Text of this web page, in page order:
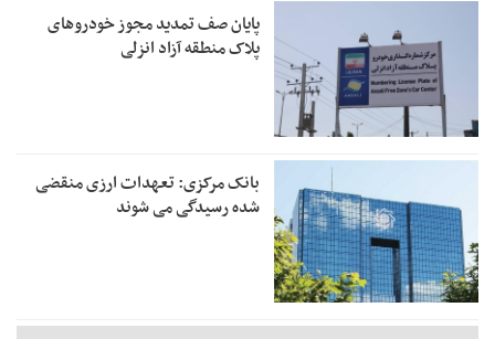
پایان صف تمدید مجوز خودروهای
پلاک منطقه آزاد انزلی
بانک مرکزی: تعهدات ارزی منقضی
شده رسیدگی می شوند